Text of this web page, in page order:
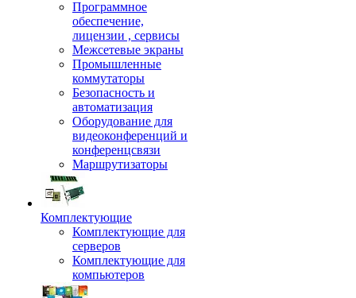
Программное
обеспечение,
лицензии , сервисы
Межсетевые экраны
Промышленные
коммутаторы
Безопасность и
автоматизация
Оборудование для
видеоконференций и
конференцсвязи
Маршрутизаторы
Комплектующие
Комплектующие для
серверов
Комплектующие для
компьютеров